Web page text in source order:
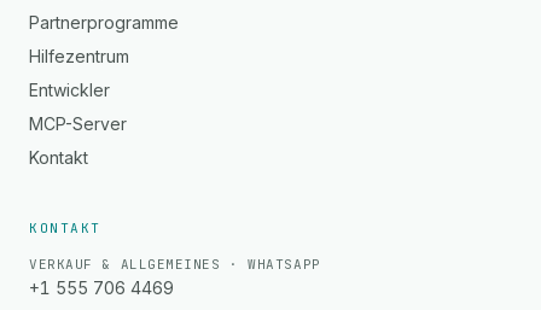
Partnerprogramme
Hilfezentrum
Entwickler
MCP-Server
Kontakt
KONTAKT
VERKAUF & ALLGEMEINES · WHATSAPP
+1 555 706 4469